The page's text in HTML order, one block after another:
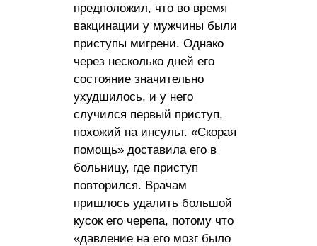
предположил, что во время
вакцинации у мужчины были
приступы мигрени. Однако
через несколько дней его
состояние значительно
ухудшилось, и у него
случился первый приступ,
похожий на инсульт. «Скорая
помощь» доставила его в
больницу, где приступ
повторился. Врачам
пришлось удалить большой
кусок его черепа, потому что
«давление на его мозг было